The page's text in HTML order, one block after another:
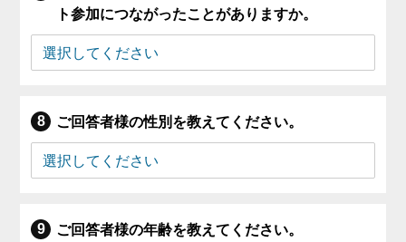
ト参加につながったことがありますか。
ご回答者様の性別を教えてください。
ご回答者様の年齢を教えてください。